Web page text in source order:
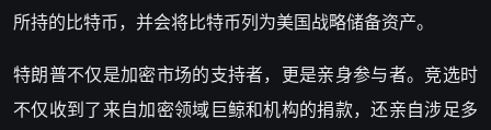
所持的比特币，并会将比特币列为美国战略储备资产。
特朗普不仅是加密市场的支持者，更是亲身参与者。竞选时
不仅收到了来自加密领域巨鲸和机构的捐款，还亲自涉足多